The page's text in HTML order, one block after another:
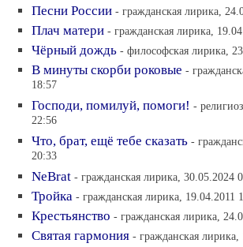
Песни России - гражданская лирика,
Плач матери - гражданская лирика,
Чёрный дождь - философская лирика,
В минуты скорби роковые -
18:57
Господи, помилуй, помоги! -
22:56
Что, брат, ещё тебе сказать -
20:33
NeBrat - гражданская лирика, 30.05.2024
Тройка - гражданская лирика, 19.04.2011
Крестьянство - гражданская лирика,
Святая гармония - гражданская